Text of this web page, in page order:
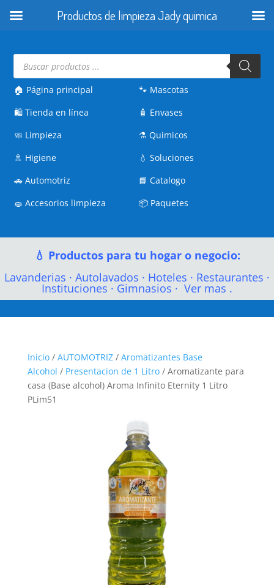
Búsqueda
productos
🏠 Página principal
🛍️Tienda en línea
🧼 Limpieza
🚿 Higiene
🚗Automotriz
🧽Accesorios limpieza
🐾 Mascotas
🧴 Envases
⚗️Quimicos
💧Soluciones
📘Catalogo
📦 Paquetes
💧 Productos para tu hogar o negocio:
Lavanderias · Autolavados · Hoteles · Restaurantes ·
Instituciones · Gimnasios · Ver mas .
Inicio/ AUTOMOTRIZ/ Aromatizantes Base
Alcohol / Presentacion de 1 Litro/ Aromatizante para
casa (Base alcohol) Aroma Infinito Eternity 1 Litro
PLim51
Productos de limpieza Jady quimica